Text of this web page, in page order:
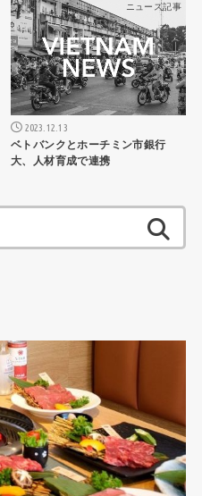
ニュース記事
2023.12.13
ベトバンクとホーチミン市銀行
大、人材育成で連携
索: